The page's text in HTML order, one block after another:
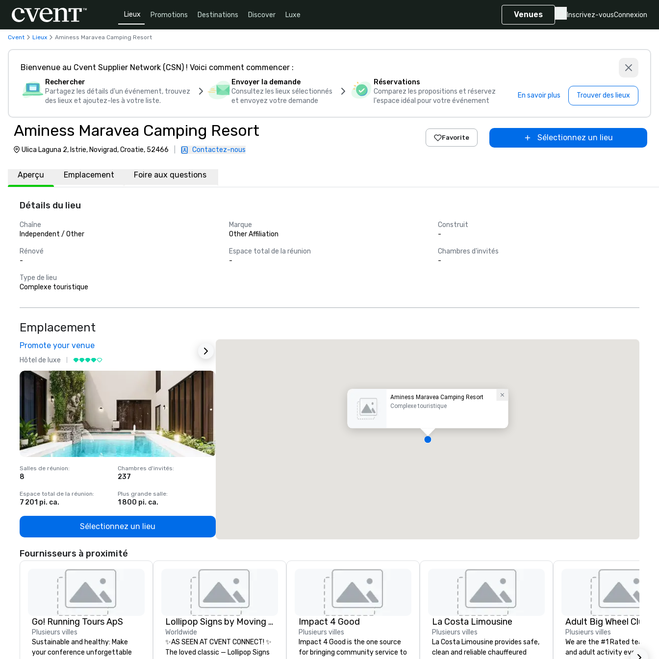
Lieux Promotions Destinations Discover Luxe Venues Inscrivez-vousConnexion
Cvent Lieux Aminess Maravea Camping Resort
Bienvenue au Cvent Supplier Network (CSN) ! Voici comment commencer :
Rechercher
Partagez les détails d'un événement, trouvez
des lieux et ajoutez-les à votre liste.
Envoyer la demande
Consultez les lieux sélectionnés
et envoyez votre demande
Réservations
Comparez les propositions et réservez
l'espace idéal pour votre événement
En savoir plus Trouver des lieux
Aminess Maravea Camping Resort
Ulica Laguna 2, Istrie, Novigrad, Croatie, 52466 Contactez-nous
Favorite Sélectionnez un lieu
Aperçu Emplacement Foire aux questions
Détails du lieu
Chaîne
Independent / Other
Marque
Other Affiliation
Construit
-
Rénové
-
Espace total de la réunion
-
Chambres d'invités
-
Type de lieu
Complexe touristique
Emplacement
Promote your venue
Hôtel de luxe
Salles de réunion:
8
Chambres d'invités:
237
Espace total de la réunion:
7 201 pi. ca.
Plus grande salle:
1 800 pi. ca.
Sélectionnez un lieu
Aminess Maravea Camping Resort
Complexe touristique
Fournisseurs à proximité
Go! Running Tours ApS
Plusieurs villes
Sustainable and healthy: Make
your conference unforgettable
Lollipop Signs by Moving Products
Worldwide
✨AS SEEN AT CVENT CONNECT! ✨
The loved classic — Lollipop Signs
Impact 4 Good
Plusieurs villes
Impact 4 Good is the one source
for bringing community service to
La Costa Limousine
Plusieurs villes
La Costa Limousine provides safe,
clean and reliable chauffeured
Plusieurs villes
We are the #1 Rated team
and adult activity event